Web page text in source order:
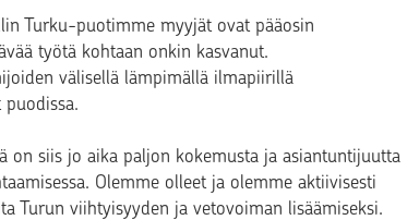
Turku-puotimme myyjät ovat pääosin
työtä kohtaan onkin kasvanut.
välisellä lämpimällä ilmapiirillä
on siis jo aika paljon kokemusta ja asiantuntijuutta
Olemme olleet ja olemme aktiivisesti
Turun viihtyisyyden ja vetovoiman lisäämiseksi.